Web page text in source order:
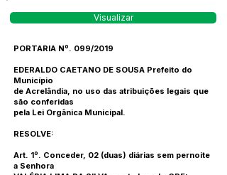
Visualizar
PORTARIA Nº. 099/2019
EDERALDO CAETANO DE SOUSA Prefeito do
Município
de Acrelândia, no uso das atribuições legais que
são conferidas
pela Lei Orgânica Municipal.
RESOLVE:
Art. 1º. Conceder, 02 (duas) diárias sem pernoite
a Senhora